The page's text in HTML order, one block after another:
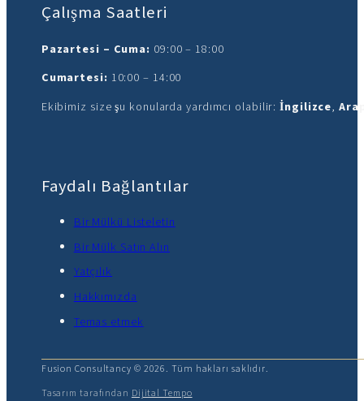
Çalışma Saatleri
Pazartesi – Cuma: 09:00 – 18:00
Cumartesi: 10:00 – 14:00
Ekibimiz size şu konularda yardımcı olabilir:İngilizce,
Faydalı Bağlantılar
Bir Mülkü Listeletin
Bir Mülk Satın Alın
Yatçılık
Hakkımızda
Temas etmek
Fusion Consultancy © 2026. Tüm hakları saklıdır.
Tasarım tarafından Dijital Tempo